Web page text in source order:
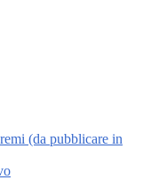
(da pubblicare in